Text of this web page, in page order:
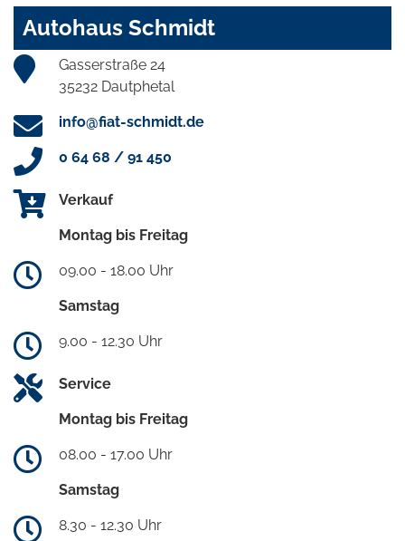
Autohaus Schmidt
Gasserstraße 24
35232 Dautphetal
info@fiat-schmidt.de
0 64 68 / 91 450
Verkauf
Montag bis Freitag
09.00 - 18.00 Uhr
Samstag
9.00 - 12.30 Uhr
Service
Montag bis Freitag
08.00 - 17.00 Uhr
Samstag
8.30 - 12.30 Uhr